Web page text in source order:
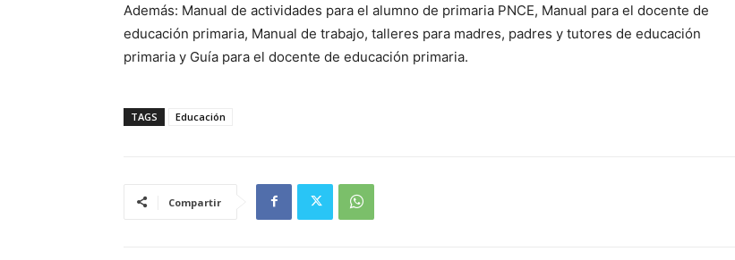
Además: Manual de actividades para el alumno de primaria PNCE, Manual para el docente de
educación primaria, Manual de trabajo, talleres para madres, padres y tutores de educación
primaria y Guía para el docente de educación primaria.
TAGS Educación
Compartir